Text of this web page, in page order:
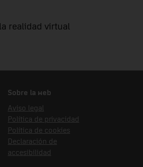
realidad virtual
Sobre la web
Aviso legal
Política de privacidad
Política de cookies
Declaración de
accesibilidad